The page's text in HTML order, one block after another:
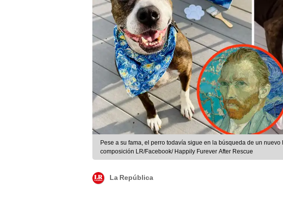
Pese a su fama, el perro todavía sigue en la búsqueda de un
composición LR/Facebook/ Happily Furever After Rescue
La República